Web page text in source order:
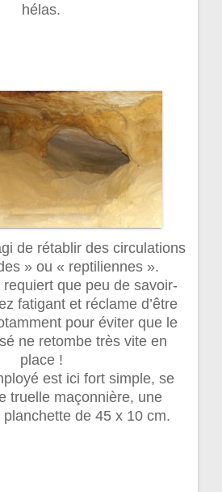
hélas.
de rétablir des circulations
» ou « reptiliennes ».
que peu de savoir-
fatigant et réclame d’être
pour éviter que le
ne retombe très vite en
place !
est ici fort simple, se
truelle maçonnière, une
de 45 x 10 cm.